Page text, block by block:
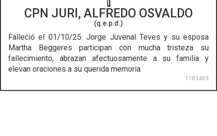
CPN JURI, ALFREDO OSVALDO
(q.e.p.d.)
Falleció el 01/10/25. Jorge Juvenal Teves y su esposa
Martha Beggeres participan con mucha tristeza su
fallecimiento, abrazan afectuosamente a su familia y
elevan oraciones a su querida memoria.
1183469